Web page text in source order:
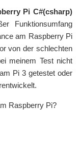
Pi C#(csharp)
Funktionsumfang
am Raspberry Pi
von der schlechten
meinem Test nicht
Pi 3 getestet oder
Raspberry Pi?